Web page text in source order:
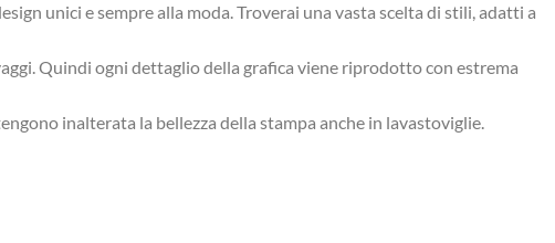
unici e sempre alla moda. Troverai una vasta scelta di stili, adatti a
Quindi ogni dettaglio della grafica viene riprodotto con estrema
inalterata la bellezza della stampa anche in lavastoviglie.